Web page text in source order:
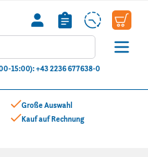
Große Auswahl
Kauf auf Rechnung
15:00): +43 2236 677638-0